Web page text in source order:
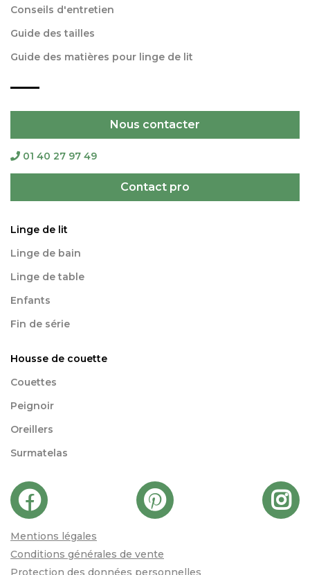
Conseils d'entretien
Guide des tailles
Guide des matières pour linge de lit
Nous contacter
01 40 27 97 49
Contact pro
Linge de lit
Linge de bain
Linge de table
Enfants
Fin de série
Housse de couette
Couettes
Peignoir
Oreillers
Surmatelas
Mentions légales
Conditions générales de vente
Protection des données personnelles